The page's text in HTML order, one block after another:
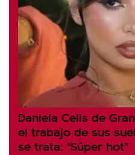
Daniela Celis de
el trabajo de sus
se trata: "Súper hot"